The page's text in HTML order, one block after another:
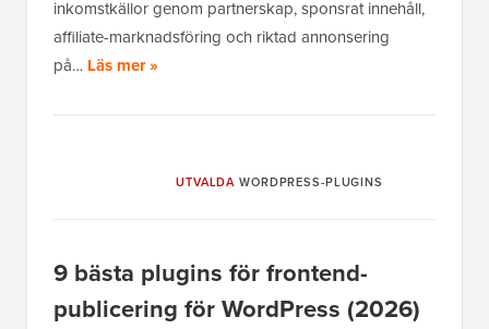
inkomstkällor genom partnerskap, sponsrat innehåll,
affiliate-marknadsföring och riktad annonsering
på… Läs mer »
UTVALDA WORDPRESS-PLUGINS
9 bästa plugins för frontend-
publicering för WordPress (2026)